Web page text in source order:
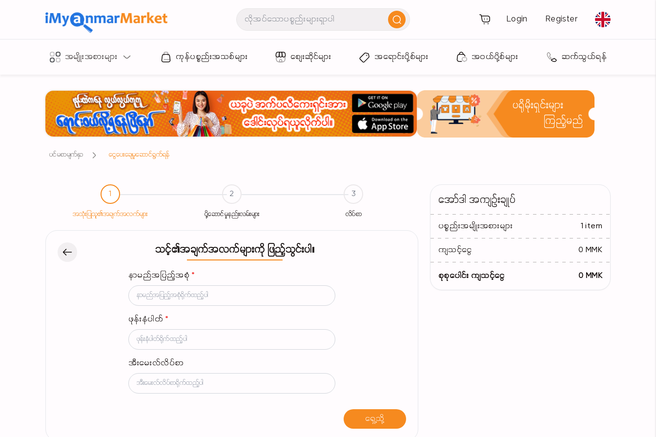
Login Register
အမျိုးအစားများ ကုန်ပစ္စည်းအသစ်များ စျေးဆိုင်များ အရောင်းပို့စ်များ အဝယ်ပို့စ်များ ဆက်သွယ်ရန်
ပရိုမိုးရှင်းများ
ကြည့်မည်
ပင်မစာမျက်နှာ ငွေပေးချေမှုဆောင်ရွက်ရန်
1
အသုံးပြုသူ၏အချက်အလက်များ
2
ပို့ဆောင်မှုနည်းလမ်းများ
3
လိပ်စာ
သင့်၏အချက်အလက်များကို ဖြည့်သွင်းပါ။
နာမည်အပြည့်အစုံ *
ဖုန်းနံပါတ် *
အီးမေးလ်လိပ်စာ
ရှေ့သို့
အော်ဒါ အကျဉ်းချုပ်
ပစ္စည်းအမျိုးအစားများ 1 item
ကျသင့်ငွေ 0 MMK
စုစုပေါင်း ကျသင့်ငွေ 0 MMK